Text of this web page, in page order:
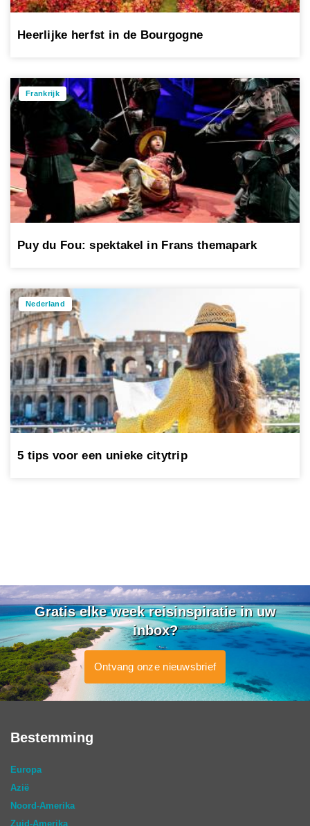
Heerlijke herfst in de Bourgogne
Frankrijk
Puy du Fou: spektakel in Frans themapark
Nederland
5 tips voor een unieke citytrip
Gratis elke week reisinspiratie in uw
inbox?
Ontvang onze nieuwsbrief
Bestemming
Europa
Azië
Noord-Amerika
Zuid-Amerika